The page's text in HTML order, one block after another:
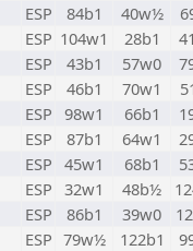
ESP 84b1 40w½
ESP 104w1 28b1
ESP 43b1 57w0
ESP 46b1 70w1
ESP 98w1 66b1
ESP 87b1 64w1
ESP 45w1 68b1
ESP 32w1 48b½
ESP 86b1 39w0
ESP 79w½ 122b1